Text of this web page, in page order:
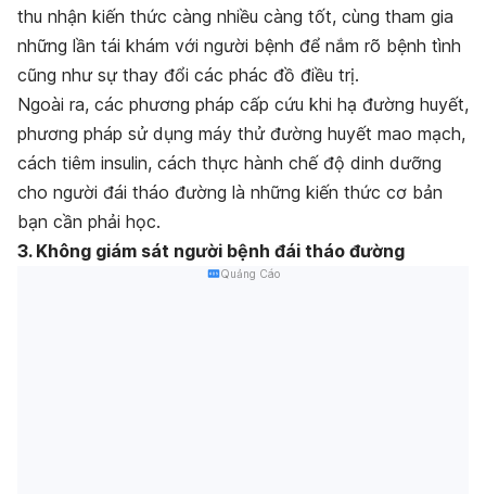
thu nhận kiến thức càng nhiều càng tốt, cùng tham gia
những lần tái khám với người bệnh để nắm rõ bệnh tình
cũng như sự thay đổi các phác đồ điều trị.
Ngoài ra, các phương pháp cấp cứu khi hạ đường huyết,
phương pháp sử dụng máy thử đường huyết mao mạch,
cách tiêm insulin, cách thực hành chế độ dinh dưỡng
cho người đái tháo đường là những kiến thức cơ bản
bạn cần phải học.
3. Không giám sát người bệnh đái tháo đường
Quảng Cáo